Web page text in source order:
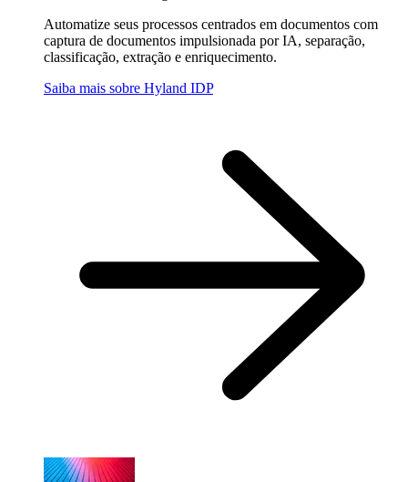
Automatize seus processos centrados em documentos com
captura de documentos impulsionada por IA, separação,
classificação, extração e enriquecimento.
Saiba mais sobre Hyland IDP